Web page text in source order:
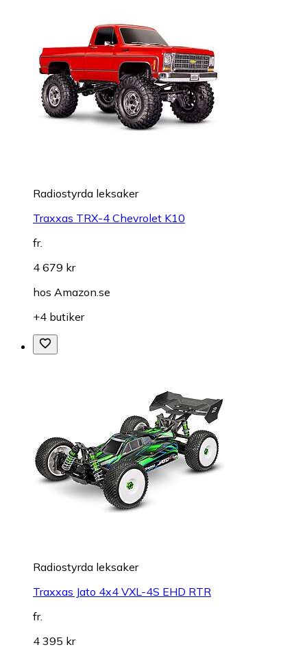
Radiostyrda leksaker
Traxxas TRX-4 Chevrolet K10
fr.
4 679 kr
hos Amazon.se
+4 butiker
Radiostyrda leksaker
Traxxas Jato 4x4 VXL-4S EHD RTR
fr.
4 395 kr